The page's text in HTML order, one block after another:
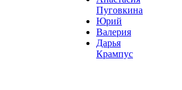
Пуговкина
Юрий
Валерия
Дарья
Крампус